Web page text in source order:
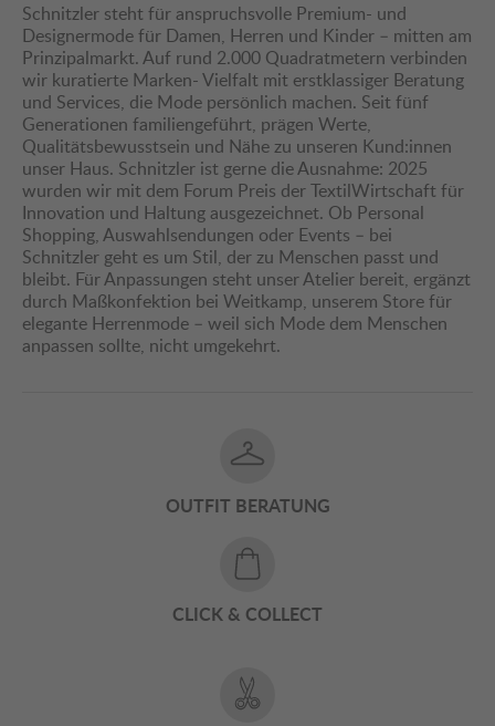
Schnitzler steht für anspruchsvolle Premium- und
Designermode für Damen, Herren und Kinder – mitten am
Prinzipalmarkt. Auf rund 2.000 Quadratmetern verbinden
wir kuratierte Marken- Vielfalt mit erstklassiger Beratung
und Services, die Mode persönlich machen. Seit fünf
Generationen familiengeführt, prägen Werte,
Qualitätsbewusstsein und Nähe zu unseren Kund:innen
unser Haus. Schnitzler ist gerne die Ausnahme: 2025
wurden wir mit dem Forum Preis der TextilWirtschaft für
Innovation und Haltung ausgezeichnet. Ob Personal
Shopping, Auswahlsendungen oder Events – bei
Schnitzler geht es um Stil, der zu Menschen passt und
bleibt. Für Anpassungen steht unser Atelier bereit, ergänzt
durch Maßkonfektion bei Weitkamp, unserem Store für
elegante Herrenmode – weil sich Mode dem Menschen
anpassen sollte, nicht umgekehrt.
OUTFIT BERATUNG
CLICK & COLLECT